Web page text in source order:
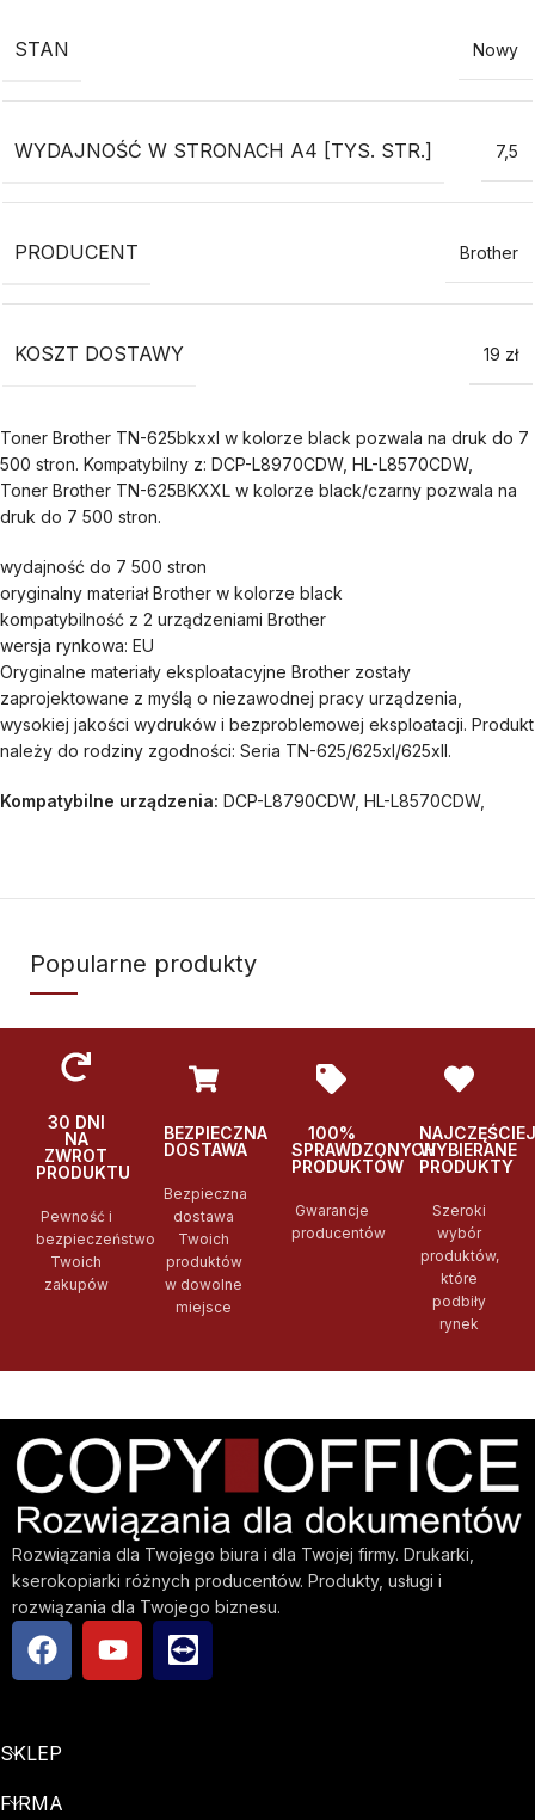
STAN Nowy
WYDAJNOŚĆ W STRONACH A4 [TYS. STR.] 7,5
PRODUCENT Brother
KOSZT DOSTAWY 19 zł
Toner Brother TN-625bkxxl w kolorze black pozwala na druk do 7
500 stron. Kompatybilny z: DCP-L8970CDW, HL-L8570CDW,
Toner Brother TN-625BKXXL w kolorze black/czarny pozwala na
druk do 7 500 stron.
wydajność do 7 500 stron
oryginalny materiał Brother w kolorze black
kompatybilność z 2 urządzeniami Brother
wersja rynkowa: EU
Oryginalne materiały eksploatacyjne Brother zostały
zaprojektowane z myślą o niezawodnej pracy urządzenia,
wysokiej jakości wydruków i bezproblemowej eksploatacji. Produkt
należy do rodziny zgodności: Seria TN-625/625xl/625xll.
Kompatybilne urządzenia: DCP-L8790CDW, HL-L8570CDW,
Popularne produkty
30 DNI
NA
ZWROT
PRODUKTU
Pewność i
bezpieczeństwo
Twoich
zakupów
BEZPIECZNA
DOSTAWA
Bezpieczna
dostawa
Twoich
produktów
w dowolne
miejsce
100%
SPRAWDZONYCH
PRODUKTÓW
Gwarancje
producentów
NAJCZĘŚCIEJ
WYBIERANE
PRODUKTY
Szeroki
wybór
produktów,
które
podbiły
rynek
Rozwiązania dla Twojego biura i dla Twojej firmy. Drukarki,
kserokopiarki różnych producentów. Produkty, usługi i
rozwiązania dla Twojego biznesu.
SKLEP
FIRMA